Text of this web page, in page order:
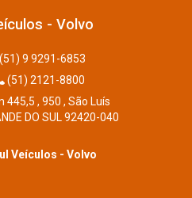
- Volvo
9 9291-6853
(51) 2121-8800
445,5 , 950 , São Luís
DO SUL 92420-040
Veículos - Volvo